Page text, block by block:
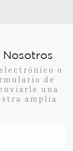
Nosotros
o
de
una
amplia